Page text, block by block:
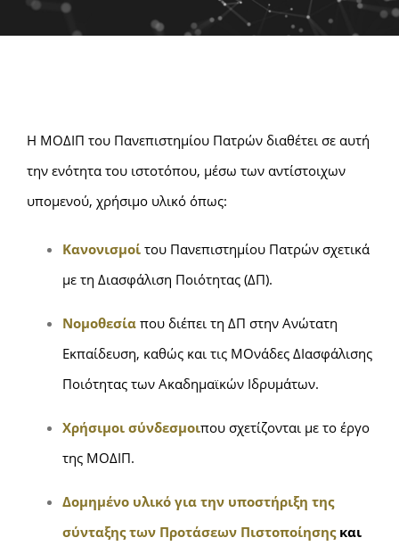
Χρήσιμο Υλικό
EN
Η ΜΟΔΙΠ του Πανεπιστημίου Πατρών διαθέτει σε αυτή
την ενότητα του ιστοτόπου, μέσω των αντίστοιχων
υπομενού, χρήσιμο υλικό όπως:
Κανονισμοί του Πανεπιστημίου Πατρών σχετικά
με τη Διασφάλιση Ποιότητας (ΔΠ).
Νομοθεσία που διέπει τη ΔΠ στην Ανώτατη
Εκπαίδευση, καθώς και τις ΜΟνάδες ΔΙασφάλισης
Ποιότητας των Ακαδημαϊκών Ιδρυμάτων.
Χρήσιμοι σύνδεσμοιπου σχετίζονται με το έργο
της ΜΟΔΙΠ.
Δομημένο υλικό για την υποστήριξη της
σύνταξης των Προτάσεων Πιστοποίησηςκαι